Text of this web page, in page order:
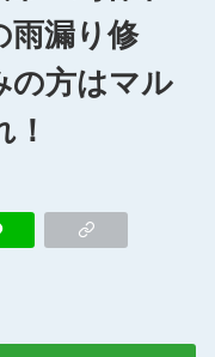
雨漏り修
の方はマル